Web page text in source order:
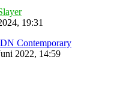
19:31
Contemporary
2022, 14:59